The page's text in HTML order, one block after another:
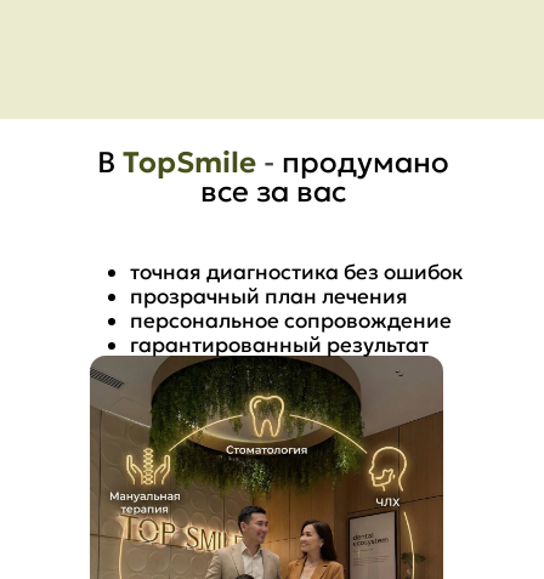
В TopSmile - продумано
все за вас
точная диагностика без ошибок
прозрачный план лечения
персональное сопровождение
гарантированный результат